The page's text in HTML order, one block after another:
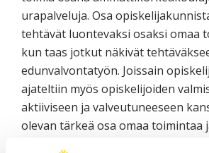
urapalveluja. Osa
tehtävät luontevaksi osaksi omaa
kun taas jotkut näkivät
edunvalvontatyön. Joissain
ajateltiin myös opiskelijoiden
aktiiviseen ja valveutuneeseen
olevan tärkeä osa omaa toimintaa
AMK-tutkinnon mukanaan tuoma